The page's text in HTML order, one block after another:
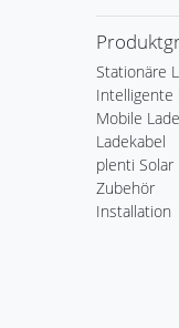
Stationäre
Intelligente
Mobile
Ladekabel
plenti Solar
Zubehör
Installation